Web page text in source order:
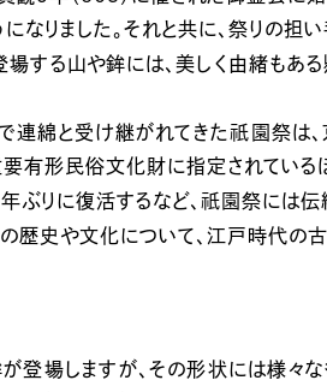
なりました。それと共に、祭りの
場する山や鉾には、美しく由緒もあ
連綿と受け継がれてきた祇園祭は
要有形民俗文化財に指定されてい
ぶりに復活するなど、祇園祭には伝
歴史や文化について、江戸時代の
登場しますが、その形状には様々